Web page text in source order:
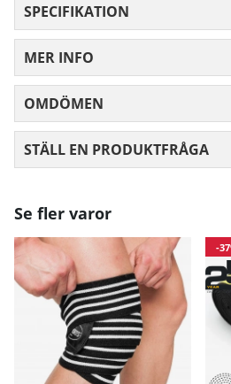
SPECIFIKATION
MER INFO
OMDÖMEN
STÄLL EN PRODUKTFRÅGA
Se fler varor
-